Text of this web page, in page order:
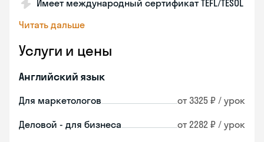
Имеет международный сертификат TEFL/TESOL
Читать дальше
Услуги и цены
Английский язык
Для маркетологов от 3325 ₽ / урок
Деловой - для бизнеса от 2282 ₽ / урок